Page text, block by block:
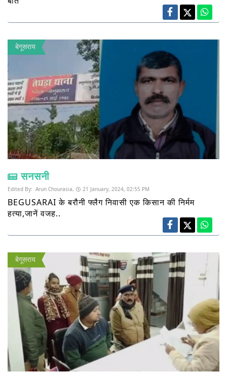
बेगूसराय
सनसनी
Edited By: Arun Chourasia, 21 January, 2024, 02:55 PM
BEGUSARAI के बरौनी फ्लैग निवासी एक किसान की निर्मम
हत्या,जानें वजह..
बेगूसराय